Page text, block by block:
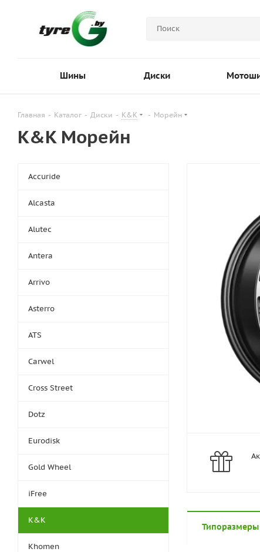
Шины Диски
Главная - Каталог - Диски - K&K - Морейн
K&K Морейн
Accuride
Alcasta
Alutec
Antera
Arrivo
Asterro
ATS
Carwel
Cross Street
Dotz
Eurodisk
Gold Wheel
iFree
K&K
Khomen